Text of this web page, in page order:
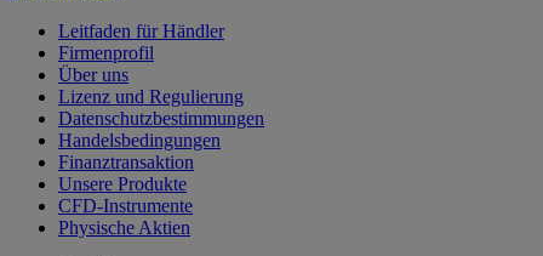
Leitfaden für Händler
Firmenprofil
Über uns
Lizenz und Regulierung
Datenschutzbestimmungen
Handelsbedingungen
Finanztransaktion
Unsere Produkte
CFD-Instrumente
Physische Aktien